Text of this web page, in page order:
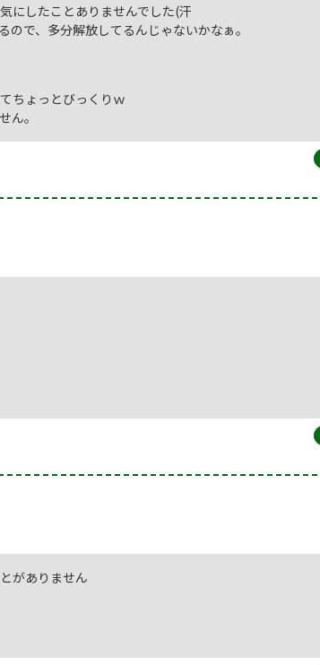
にしたことありませんでした(汗
で、多分解放してるんじゃないかなぁ。
ちょっとびっくりｗ
ん。
がありません